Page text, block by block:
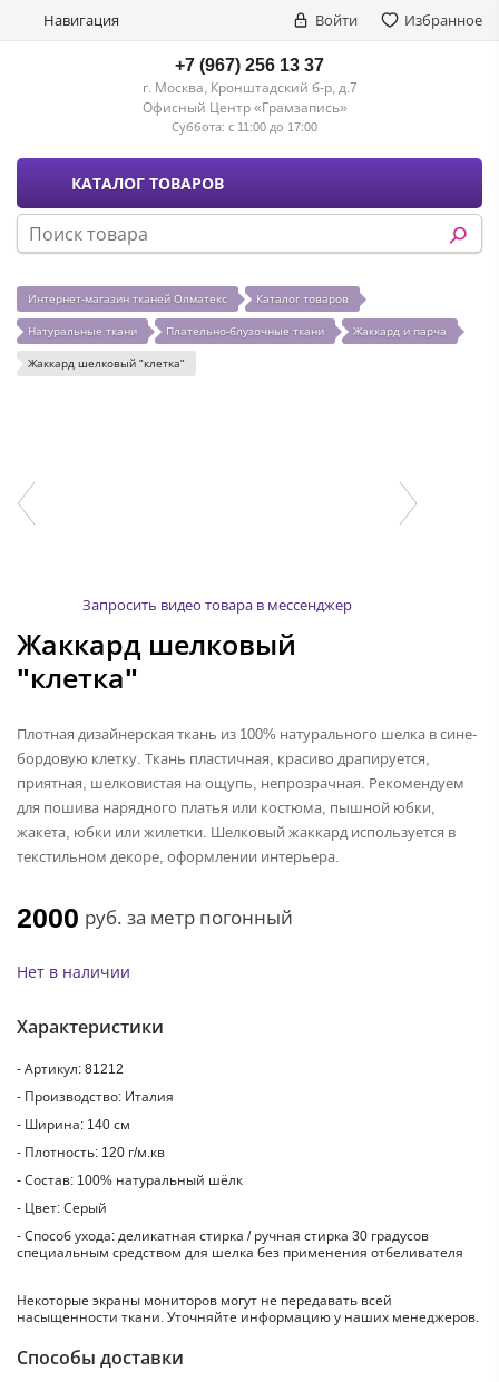
Навигация Войти Избранное
+7 (967) 256 13 37
г. Москва, Кронштадский б-р, д.7
Офисный Центр «Грамзапись»
Суббота: с 11:00 до 17:00
КАТАЛОГ ТОВАРОВ
Интернет-магазин тканей Олматекс Каталог товаров
Натуральные ткани Плательно-блузочные ткани Жаккард и парча
Жаккард шелковый "клетка"
Запросить видео товара в мессенджер
Жаккард шелковый
"клетка"
Плотная дизайнерская ткань из 100% натурального шелка в сине-
бордовую клетку. Ткань пластичная, красиво драпируется,
приятная, шелковистая на ощупь, непрозрачная. Рекомендуем
для пошива нарядного платья или костюма, пышной юбки,
жакета, юбки или жилетки. Шелковый жаккард используется в
текстильном декоре, оформлении интерьера.
2000 руб. за метр погонный
Нет в наличии
Характеристики
- Артикул: 81212
- Производство: Италия
- Ширина: 140 см
- Плотность: 120 г/м.кв
- Состав: 100% натуральный шёлк
- Цвет: Серый
- Способ ухода: деликатная стирка / ручная стирка 30 градусов
специальным средством для шелка без применения отбеливателя
Некоторые экраны мониторов могут не передавать всей
насыщенности ткани. Уточняйте информацию у наших менеджеров.
Способы доставки